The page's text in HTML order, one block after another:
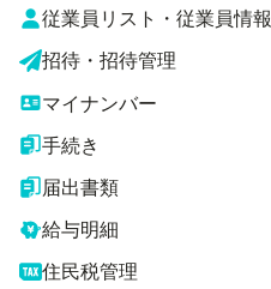
従業員リスト・従業員情報
招待・招待管理
マイナンバー
手続き
届出書類
給与明細
住民税管理